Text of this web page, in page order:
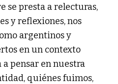
se presta a relecturas,
y reflexiones, nos
argentinos y
en un contexto
pensar en nuestra
quiénes fuimos,